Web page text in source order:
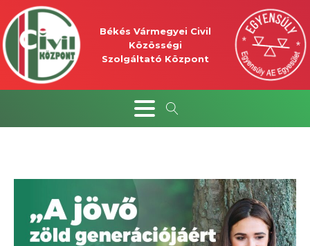
Békés Vármegyei Civil
Közösségi
Szolgáltató Központ